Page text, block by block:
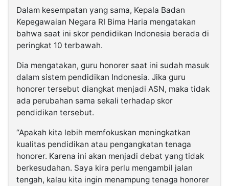
Dalam kesempatan yang sama, Kepala Badan
Kepegawaian Negara RI Bima Haria mengatakan
bahwa saat ini skor pendidikan Indonesia berada di
peringkat 10 terbawah.
Dia mengatakan, guru honorer saat ini sudah masuk
dalam sistem pendidikan Indonesia. Jika guru
honorer tersebut diangkat menjadi ASN, maka tidak
ada perubahan sama sekali terhadap skor
pendidikan tersebut.
“Apakah kita lebih memfokuskan meningkatkan
kualitas pendidikan atau pengangkatan tenaga
honorer. Karena ini akan menjadi debat yang tidak
berkesudahan. Saya kira perlu mengambil jalan
tengah, kalau kita ingin menampung tenaga honorer